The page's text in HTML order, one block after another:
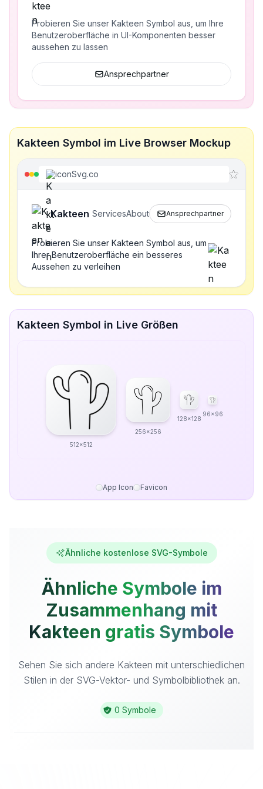
Probieren Sie unser Kakteen Symbol aus, um Ihre
Benutzeroberfläche in UI-Komponenten besser
aussehen zu lassen
Ansprechpartner
Kakteen Symbol im Live Browser Mockup
iconSvg.co
Kakteen ServicesAbout Ansprechpartner
Probieren Sie unser Kakteen Symbol aus, um
Ihrer Benutzeroberfläche ein besseres
Aussehen zu verleihen
Kakteen Symbol in Live Größen
512x512
256x256
128x128
96x96
App Icon Favicon
Ähnliche kostenlose SVG-Symbole
Ähnliche Symbole im
Zusammenhang mit
Kakteen gratis Symbole
Sehen Sie sich andere Kakteen mit unterschiedlichen
Stilen in der SVG-Vektor- und Symbolbibliothek an.
0 Symbole